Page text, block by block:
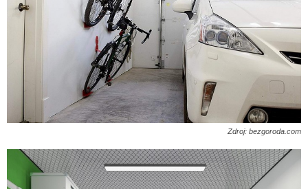
Zdroj: bezgoroda.com